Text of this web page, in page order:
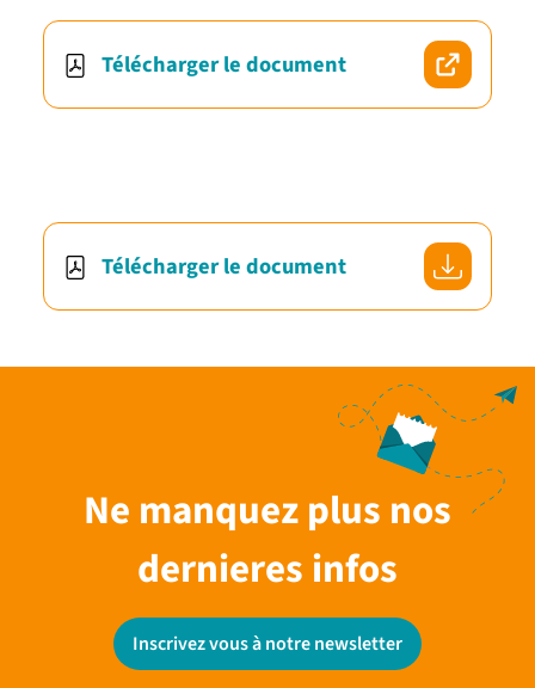
Télécharger le document
Télécharger le document
Ne manquez plus nos
dernieres infos
Inscrivez vous à notre newsletter